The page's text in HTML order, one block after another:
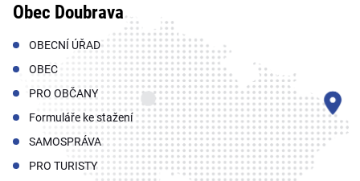
Obec Doubrava
OBECNÍ ÚŘAD
OBEC
PRO OBČANY
Formuláře ke stažení
SAMOSPRÁVA
PRO TURISTY